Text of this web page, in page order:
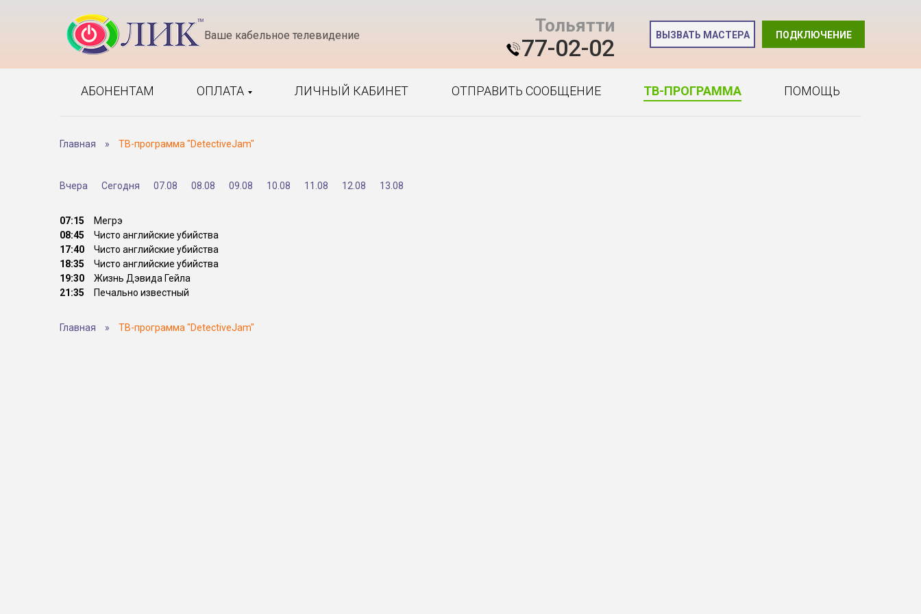
Ваше кабельное телевидение Тольятти
77-02-02 ПОДКЛЮЧЕНИЕ
ВЫЗВАТЬ МАСТЕРА
АБОНЕНТАМ ОПЛАТА ЛИЧНЫЙ КАБИНЕТ ОТПРАВИТЬ СООБЩЕНИЕ ТВ-ПРОГРАММА ПОМОЩЬ
Главная » ТВ-программа "DetectiveJam"
Вчера Сегодня 07.08 08.08 09.08 10.08 11.08 12.08 13.08
07:15
Мегрэ
08:45
Чисто английские убийства
17:40
Чисто английские убийства
18:35
Чисто английские убийства
19:30
Жизнь Дэвида Гейла
21:35
Печально известный
Главная » ТВ-программа "DetectiveJam"